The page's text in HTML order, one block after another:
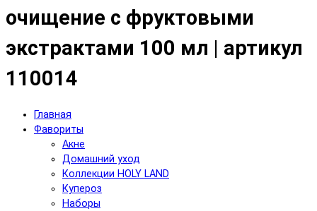
очищение с фруктовыми
экстрактами 100 мл | артикул
110014
Главная
Фавориты
Акне
Домашний уход
Коллекции HOLY LAND
Купероз
Наборы